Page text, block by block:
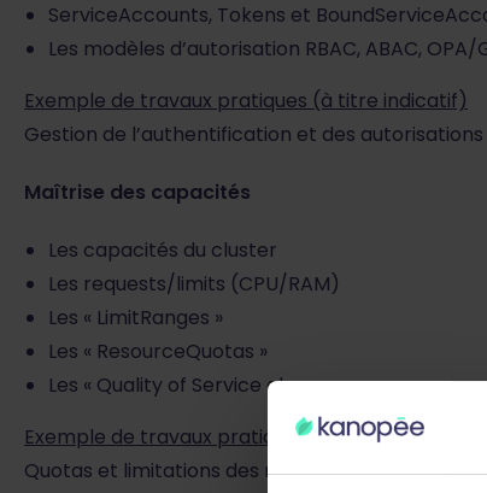
ServiceAccounts, Tokens et
Les modèles d’autorisation RBAC, ABAC,
Exemple de travaux pratiques (à titre indicatif)
Gestion de l’authentification et des autorisations
Maîtrise des capacités
Les capacités du cluster
Les requests/limits (CPU/RAM)
Les « LimitRanges »
Les « ResourceQuotas »
Les « Quality of Service classes »
Exemple de travaux pratiques (à titre indicatif)
Quotas et limitations des ressources